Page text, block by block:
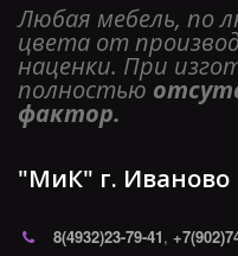
Любая мебель, по
цвета от
наценки. При
полностью
фактор.
"МиК" г. Иваново
8(4932)23-79-41,